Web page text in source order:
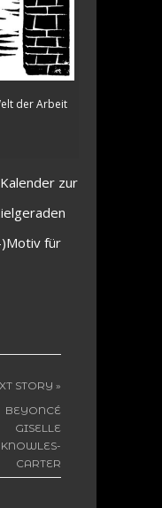
der Arbeit
zur
für
STORY »
BEYONCÉ
GISELLE
KNOWLES-
CARTER